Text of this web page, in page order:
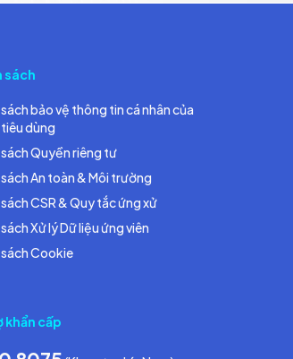
sách
bảo vệ thông tin cá nhân của
dùng
Quyền riêng tư
An toàn & Môi trường
CSR & Quy tắc ứng xử
Xử lý Dữ liệu ứng viên
Cookie
khẩn cấp